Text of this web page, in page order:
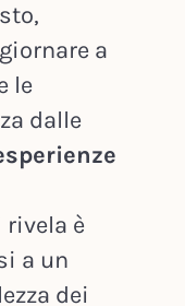
a
le
dalle
è
a un
dei